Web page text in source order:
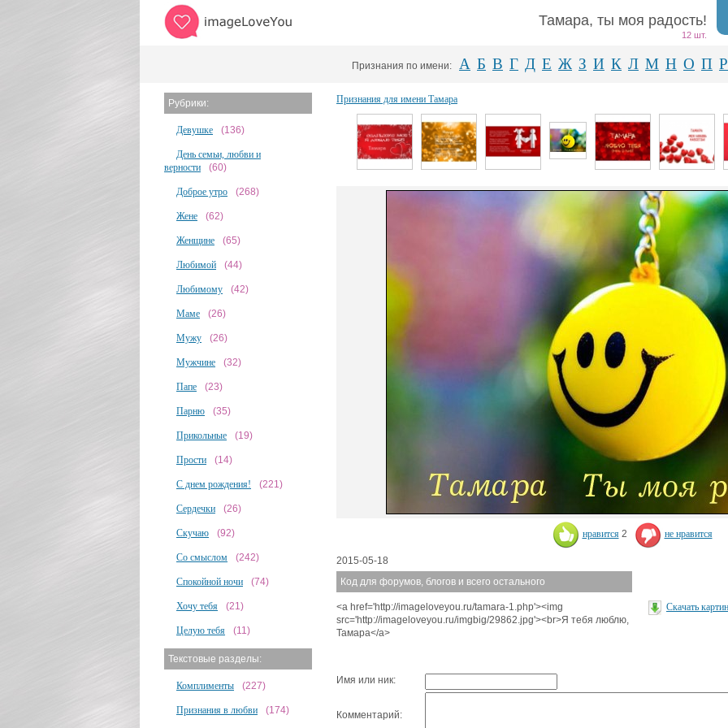
Тамара, ты моя радость!
12 шт.
Признания по имени: А Б В Г Д Е Ж З И К Л М Н О П Р
Рубрики:
Девушке (136)
День семьи, любви и
верности
(60)
Доброе утро (268)
Жене (62)
Женщине (65)
Любимой (44)
Любимому (42)
Маме (26)
Мужу (26)
Мужчине (32)
Папе (23)
Парню (35)
Прикольные (19)
Прости (14)
С днем рождения! (221)
Сердечки (26)
Скучаю (92)
Со смыслом (242)
Спокойной ночи (74)
Хочу тебя (21)
Целую тебя (11)
Текстовые разделы:
Комплименты (227)
Признания в любви (174)
Признания для имени Тамара
нравится 2 не нравится
2015-05-18
Код для форумов, блогов и всего остального
<a href='http://imageloveyou.ru/tamara-1.php'><img
src='http://imageloveyou.ru/imgbig/29862.jpg'><br>Я тебя люблю,
Тамара</a>
Скачать
Имя или ник:
Комментарий: